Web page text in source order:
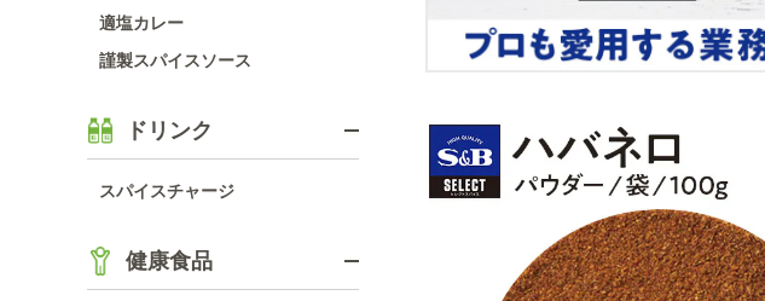
適塩カレー
謹製スパイスソース
ドリンク
スパイスチャージ
健康食品